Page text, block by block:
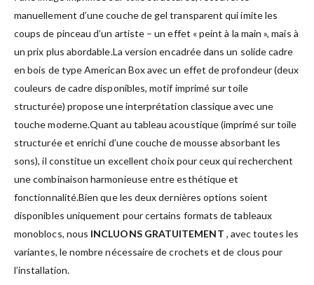
manuellement d’une couche de gel transparent qui imite les
coups de pinceau d’un artiste – un effet « peint à la main », mais à
un prix plus abordable.La version encadrée dans un solide cadre
en bois de type American Box avec un effet de profondeur (deux
couleurs de cadre disponibles, motif imprimé sur toile
structurée) propose une interprétation classique avec une
touche moderne.Quant au tableau acoustique (imprimé sur toile
structurée et enrichi d’une couche de mousse absorbant les
sons), il constitue un excellent choix pour ceux qui recherchent
une combinaison harmonieuse entre esthétique et
fonctionnalité.Bien que les deux dernières options soient
disponibles uniquement pour certains formats de tableaux
monoblocs, nous INCLUONS GRATUITEMENT , avec toutes les
variantes, le nombre nécessaire de crochets et de clous pour
l’installation.